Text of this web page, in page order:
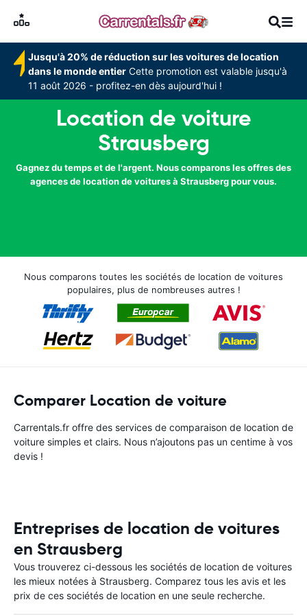
Jusqu'à 20% de réduction sur les voitures de location
dans le monde entier Cette promotion est valable jusqu'à
11 août 2026 - profitez-en dès aujourd'hui !
Location de voiture
Strausberg
Gagnez du temps et de l'argent. Nous comparons les offres des
agences de location de voitures à Strausberg pour vous.
Nous comparons toutes les sociétés de location de voitures
populaires, plus de nombreuses autres !
Comparer Location de voiture
Carrentals.fr offre des services de comparaison de location de
voiture simples et clairs. Nous n’ajoutons pas un centime à vos
devis !
Entreprises de location de voitures
en Strausberg
Vous trouverez ci-dessous les sociétés de location de voitures
les mieux notées à Strausberg. Comparez tous les avis et les
prix de ces sociétés de location en une seule recherche.